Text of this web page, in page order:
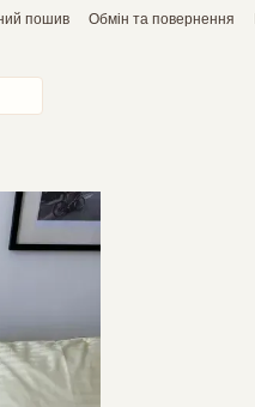
пошив Обмін та повернення